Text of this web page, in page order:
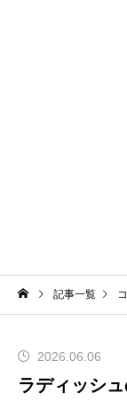
記事一覧
2026.06.06
ラディッシ